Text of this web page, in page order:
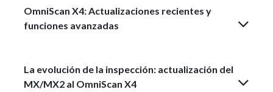
OmniScan X4: Actualizaciones recientes y
funciones avanzadas
La evolución de la inspección: actualización del
MX/MX2 al OmniScan X4